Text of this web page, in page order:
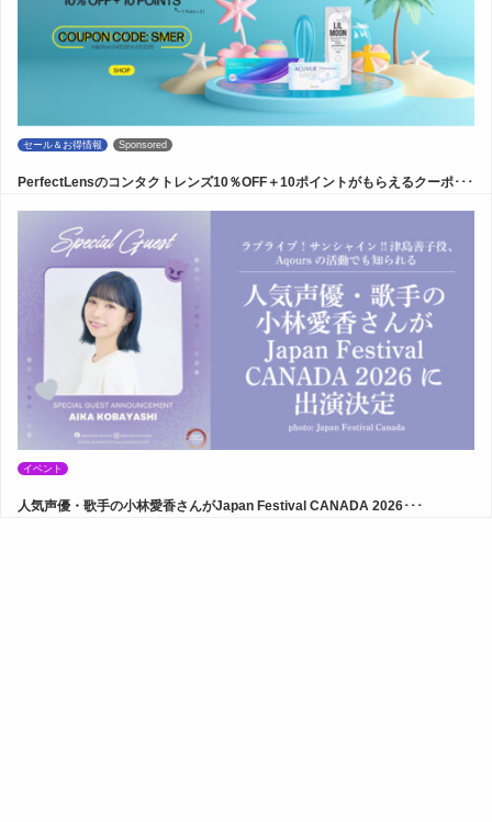
セール＆お得情報 Sponsored
PerfectLensのコンタクトレンズ10％OFF＋10ポイントがもらえるクーポ･･･
イベント
人気声優・歌手の小林愛香さんがJapan Festival CANADA 2026･･･